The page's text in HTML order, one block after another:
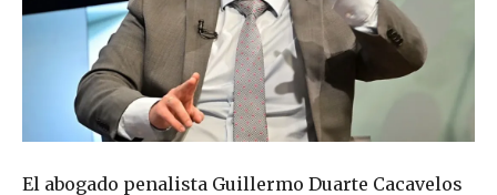
El abogado penalista Guillermo Duarte Cacavelos